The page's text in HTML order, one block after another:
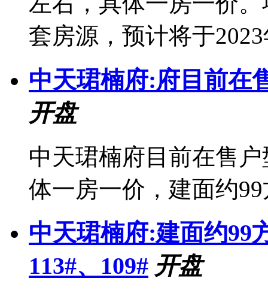
套房源，预计将于
中天珺楠府:府目前在
开盘
中天珺楠府目前在售
体一房一价，建面约99
中天珺楠府:建面约99
113#、109# 开盘